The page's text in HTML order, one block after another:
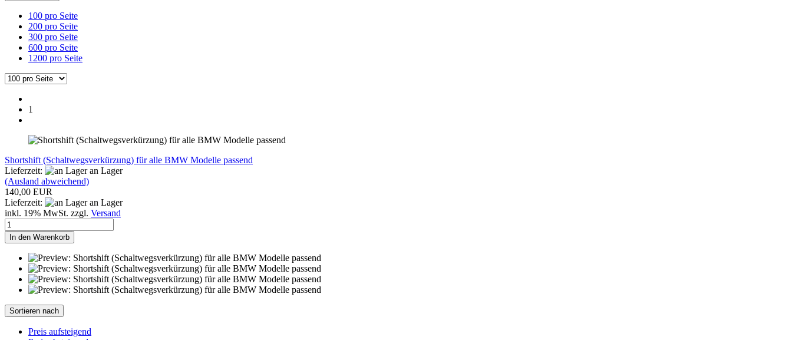
100 pro Seite
200 pro Seite
300 pro Seite
600 pro Seite
1200 pro Seite
1
Shortshift (Schaltwegsverkürzung) für alle BMW Modelle passend
Lieferzeit:
an Lager
(Ausland abweichend)
140,00 EUR
Lieferzeit:
an Lager
inkl. 19% MwSt. zzgl. Versand
In den Warenkorb
Sortieren nach
Preis aufsteigend